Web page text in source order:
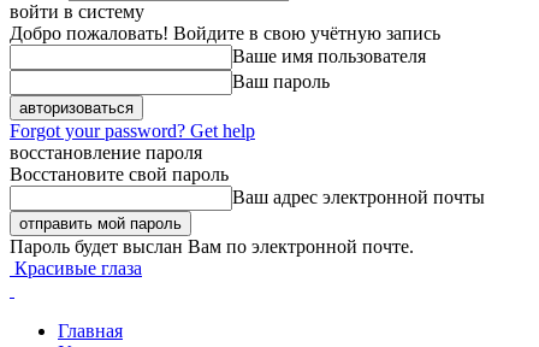
войти в систему
Добро пожаловать! Войдите в свою учётную запись
Ваше имя пользователя
Ваш пароль
Forgot your password? Get help
восстановление пароля
Восстановите свой пароль
Ваш адрес электронной почты
Пароль будет выслан Вам по электронной почте.
Красивые глаза
Главная